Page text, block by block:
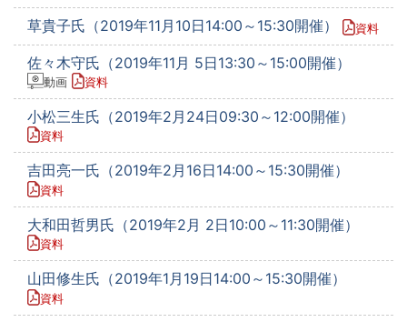
草貴子氏（2019年11月10日14:00～15:30開催） 資料
佐々木守氏（2019年11月 5日13:30～15:00開催）
動画 資料
小松三生氏（2019年2月24日09:30～12:00開催）
資料
吉田亮一氏（2019年2月16日14:00～15:30開催）
資料
大和田哲男氏（2019年2月 2日10:00～11:30開催）
資料
山田修生氏（2019年1月19日14:00～15:30開催）
資料